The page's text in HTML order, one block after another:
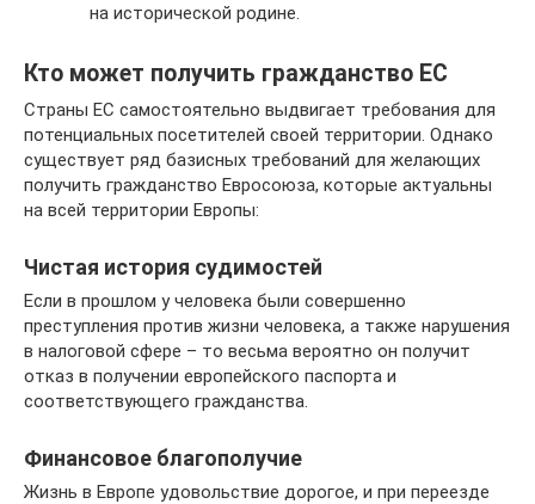
на исторической родине.
Кто может получить гражданство ЕС
Страны ЕС самостоятельно выдвигает требования для
потенциальных посетителей своей территории. Однако
существует ряд базисных требований для желающих
получить гражданство Евросоюза, которые актуальны
на всей территории Европы:
Чистая история судимостей
Если в прошлом у человека были совершенно
преступления против жизни человека, а также нарушения
в налоговой сфере – то весьма вероятно он получит
отказ в получении европейского паспорта и
соответствующего гражданства.
Финансовое благополучие
Жизнь в Европе удовольствие дорогое, и при переезде